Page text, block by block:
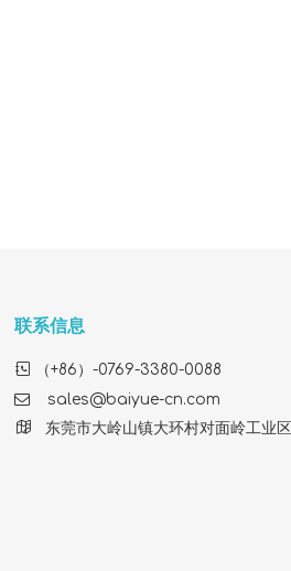
联系信息
 （+86）-0769-3380-0088
 sales@baiyue-cn.com
 东莞市大岭山镇大环村对面岭工业区